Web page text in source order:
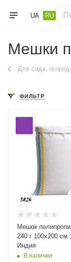
UA RU
Мешки
Для сада,
ФИЛЬТР
Мешок
240 г 100х200 см
Индия
В наличии